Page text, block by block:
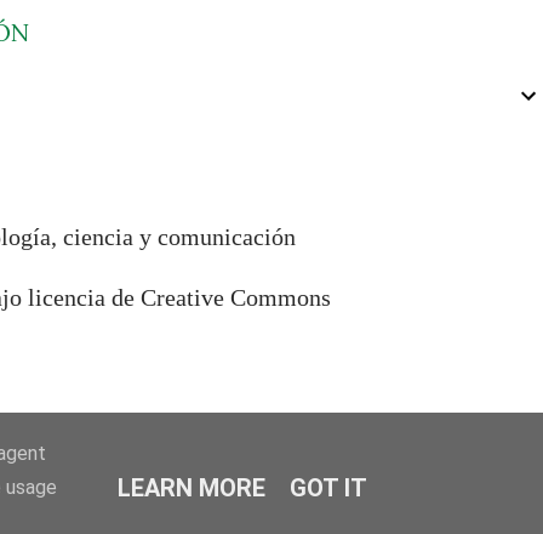
ciencia y comunicación
licencia de Creative Commons
LEARN MORE GOT IT